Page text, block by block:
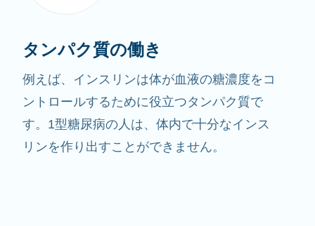
タンパク質の働き
例えば、インスリンは体が血液の糖濃度をコ
ントロールするために役立つタンパク質で
す。1型糖尿病の人は、体内で十分なインス
リンを作り出すことができません。